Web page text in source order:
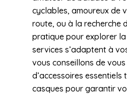
cyclables, amoureux de
route, ou à la recherche
pratique pour explorer
services s’adaptent à
vous conseillons de vous
d’accessoires essentiels
casques pour garantir